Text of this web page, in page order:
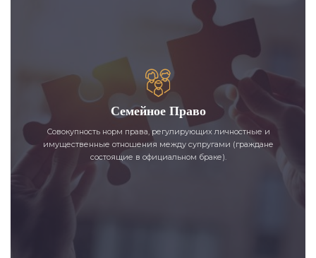
Семейное Право
Совокупность норм права, регулирующих личностные и
имущественные отношения между супругами (граждане
состоящие в официальном браке).